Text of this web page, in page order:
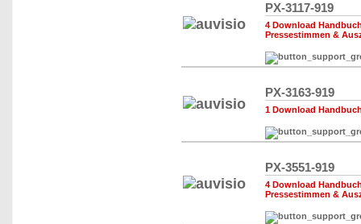
PX-3117-919
4 Download
Pressestimmen &
PX-3163-919
1 Download
PX-3551-919
4 Download
Pressestimmen &